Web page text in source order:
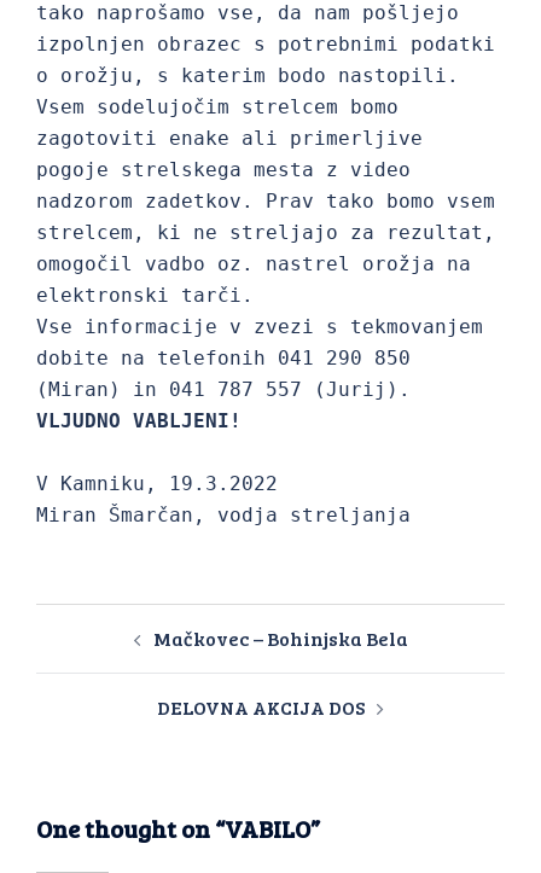
tako naprošamo vse, da nam pošljejo
izpolnjen obrazec s potrebnimi podatki
o orožju, s katerim bodo nastopili.
Vsem sodelujočim strelcem bomo
zagotoviti enake ali primerljive
pogoje strelskega mesta z video
nadzorom zadetkov. Prav tako bomo vsem
strelcem, ki ne streljajo za rezultat,
omogočil vadbo oz. nastrel orožja na
elektronski tarči.
Vse informacije v zvezi s tekmovanjem
dobite na telefonih 041 290 850
VLJUDNO VABLJENI!
V Kamniku, 19.3.2022
Miran Šmarčan, vodja streljanja
Mačkovec – Bohinjska Bela
DELOVNA AKCIJA DOS
One thought on “VABILO”